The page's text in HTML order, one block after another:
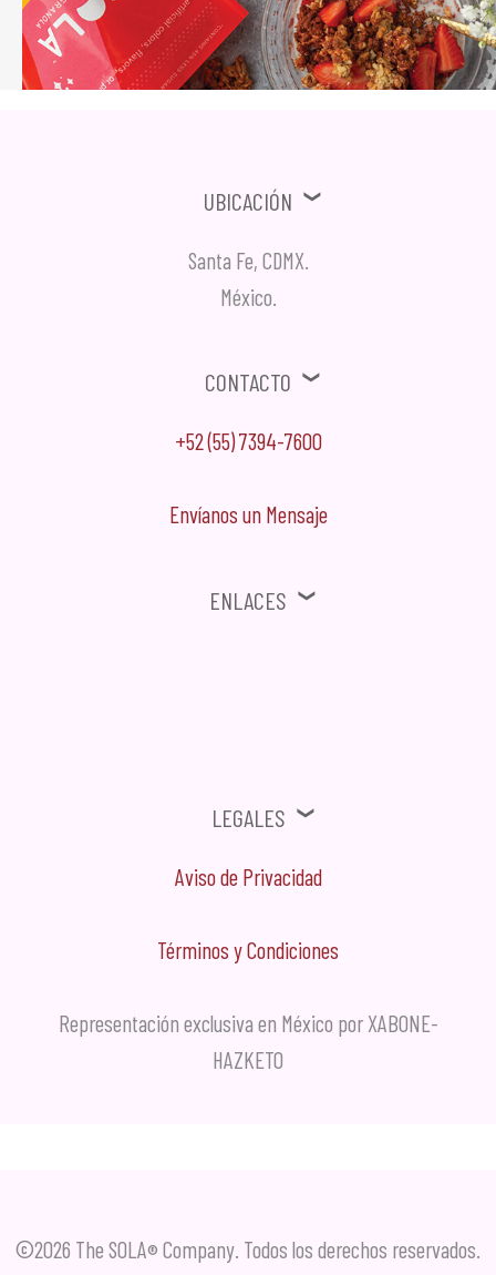
Ubicación
Santa Fe, CDMX.
México.
Contacto
+52 (55) 7394-7600
Envíanos un Mensaje
Enlaces
Legales
Aviso de Privacidad
Términos y Condiciones
Representación exclusiva en México por XABONE-
HAZKETO
©2026 The SOLA® Company. Todos los derechos reservados.